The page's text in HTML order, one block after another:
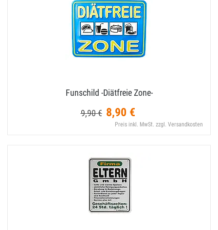
Funschild -Diätfreie Zone-
9,90 € 8,90 €
Preis inkl. MwSt. zzgl. Versandkosten